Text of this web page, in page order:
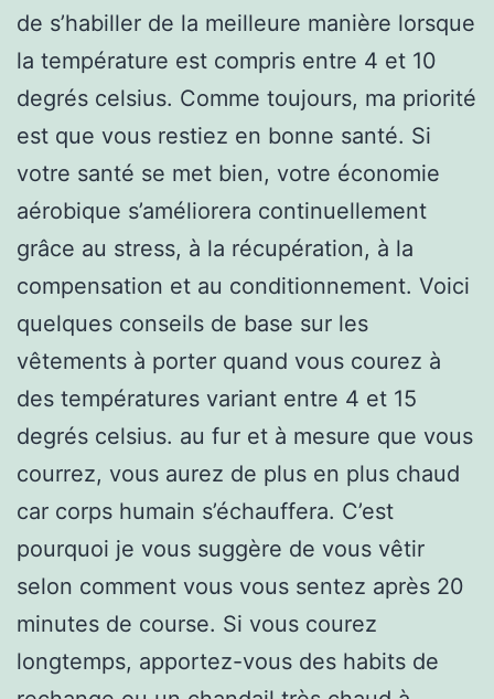
de s’habiller de la meilleure manière lorsque
la température est compris entre 4 et 10
degrés celsius. Comme toujours, ma priorité
est que vous restiez en bonne santé. Si
votre santé se met bien, votre économie
aérobique s’améliorera continuellement
grâce au stress, à la récupération, à la
compensation et au conditionnement. Voici
quelques conseils de base sur les
vêtements à porter quand vous courez à
des températures variant entre 4 et 15
degrés celsius. au fur et à mesure que vous
courrez, vous aurez de plus en plus chaud
car corps humain s’échauffera. C’est
pourquoi je vous suggère de vous vêtir
selon comment vous vous sentez après 20
minutes de course. Si vous courez
longtemps, apportez-vous des habits de